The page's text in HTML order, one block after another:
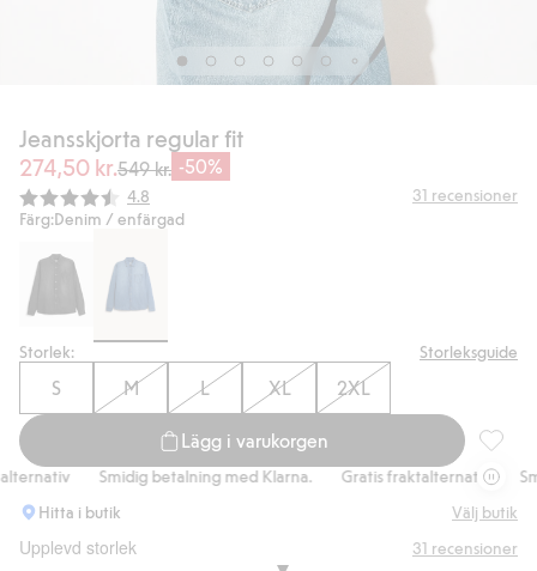
Jeansskjorta regular fit
274,50 kr.549 kr. -50%
Snittbetyg:
4.8 31 recensioner
Färg:Denim / enfärgad
Storlek: Storleksguide
S M L XL 2XL
Lägg i varukorgen
Smidig betalning med Klarna. Gratis fraktalternativ
Hitta i butik
Välj butik
Upplevd storlek 31 recensioner